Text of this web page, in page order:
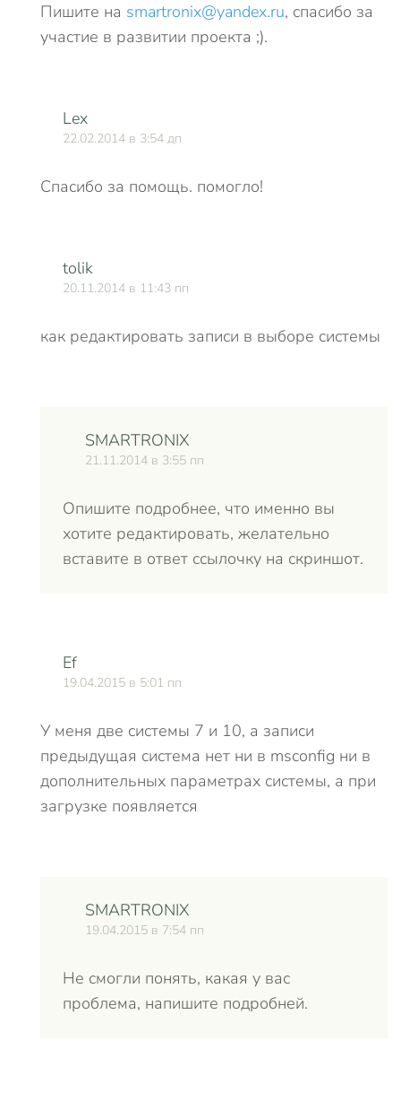
Пишите на smartronix@yandex.ru, спасибо за
участие в развитии проекта ;).
Lex
22.02.2014 в 3:54 дп
Спасибо за помощь. помогло!
tolik
20.11.2014 в 11:43 пп
как редактировать записи в выборе системы
SMARTRONIX
21.11.2014 в 3:55 пп
Опишите подробнее, что именно вы
хотите редактировать, желательно
вставите в ответ ссылочку на скриншот.
Ef
19.04.2015 в 5:01 пп
У меня две системы 7 и 10, а записи
предыдущая система нет ни в msconfig ни в
дополнительных параметрах системы, а при
загрузке появляется
SMARTRONIX
19.04.2015 в 7:54 пп
Не смогли понять, какая у вас
проблема, напишите подробней.